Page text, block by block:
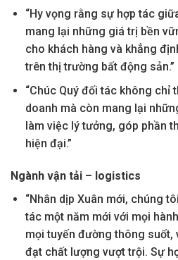
“Hy vọng rằng sự hợp tác
mang lại những giá trị bền
cho khách hàng và khẳng
trên thị trường bất động sản.”
“Chúc Quý đối tác không chỉ
doanh mà còn mang lại
làm việc lý tưởng, góp phần
hiện đại.”
Ngành vận tải – logistics
“Nhân dịp Xuân mới, chúng
tác một năm mới với mọi
mọi tuyến đường thông
đạt chất lượng vượt trội. Sự